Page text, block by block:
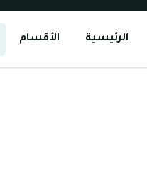
الرئيسية الأقسام